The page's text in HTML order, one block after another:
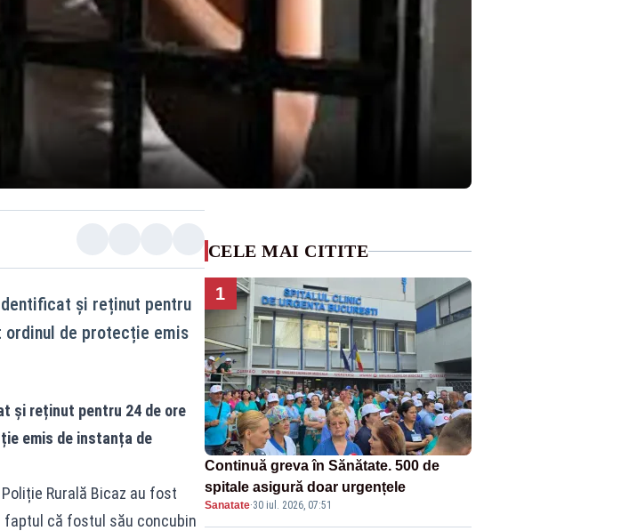
și reținut pentru
ordinul de protecție emis
și reținut pentru 24 de ore
emis de instanța de
Rurală Bicaz au fost
faptul că fostul său concubin
CELE MAI CITITE
1
Continuă greva în Sănătate. 500 de
spitale asigură doar urgențele
Sanatate·30 iul. 2026, 07:51